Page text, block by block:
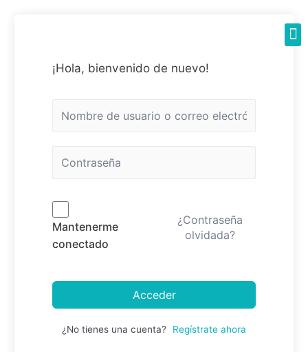
¡Hola, bienvenido de nuevo!
Mantenerme
conectado
¿Contraseña
olvidada?
Acceder
¿No tienes una cuenta? Regístrate ahora